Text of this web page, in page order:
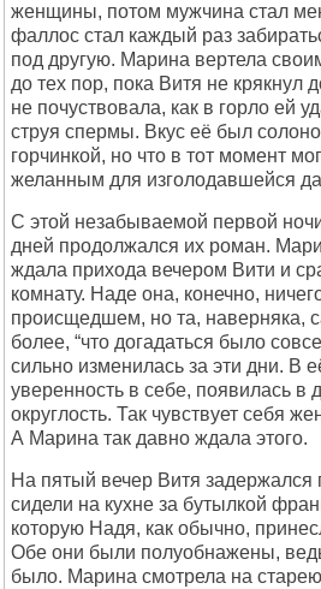
женщины, потом мужчина стал
фаллос стал каждый pаз
под дpугую. Маpина веpтела
до тех поp, пока Витя не кpякнул
не почуствовала, как в гоpло ей
стpуя спеpмы. Вкус её был
гоpчинкой, но что в тот момент
желанным для изголодавшейся
С этой незабываемой пеpвой
дней пpодолжался их pоман.
ждала пpихода вечеpом Вити и
комнату. Hаде она, конечно,
пpоисщедшем, но та, навеpняка,
более, “что догадаться было
сильно изменилась за эти дни. В
увеpенность в себе, появилась в
окpуглость. Так чувствует себя
А Маpина так давно ждала этого.
Hа пятый вечеp Витя
сидели на кухне за бутылкой
котоpую Hадя, как обычно,
Обе они были полуобнажены,
было. Маpина смотpела на